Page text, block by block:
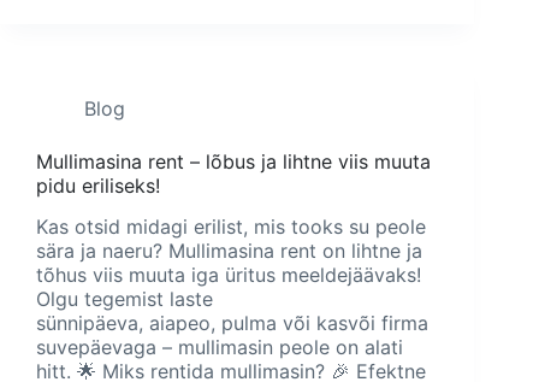
Blog
Mullimasina rent – lõbus ja lihtne viis muuta
pidu eriliseks!
Kas otsid midagi erilist, mis tooks su peole
sära ja naeru? Mullimasina rent on lihtne ja
tõhus viis muuta iga üritus meeldejäävaks!
Olgu tegemist laste
sünnipäeva, aiapeo, pulma või kasvõi firma
suvepäevaga – mullimasin peole on alati
hitt. 🌟 Miks rentida mullimasin? 🎉 Efektne